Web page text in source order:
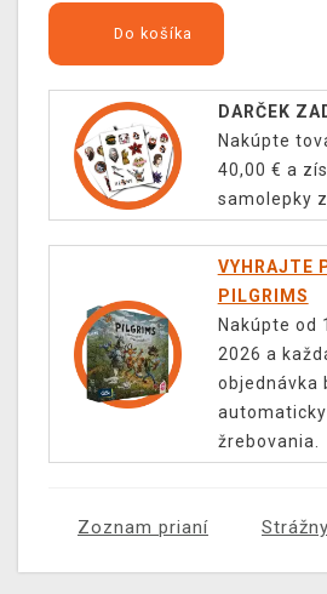
Do košíka
DARČEK
Nakúpte
40,00 € a
samolepky
VYHRAJTE
PILGRIMS
Nakúpte od
2026 a
objednávka
žrebovania.
Zoznam prianí